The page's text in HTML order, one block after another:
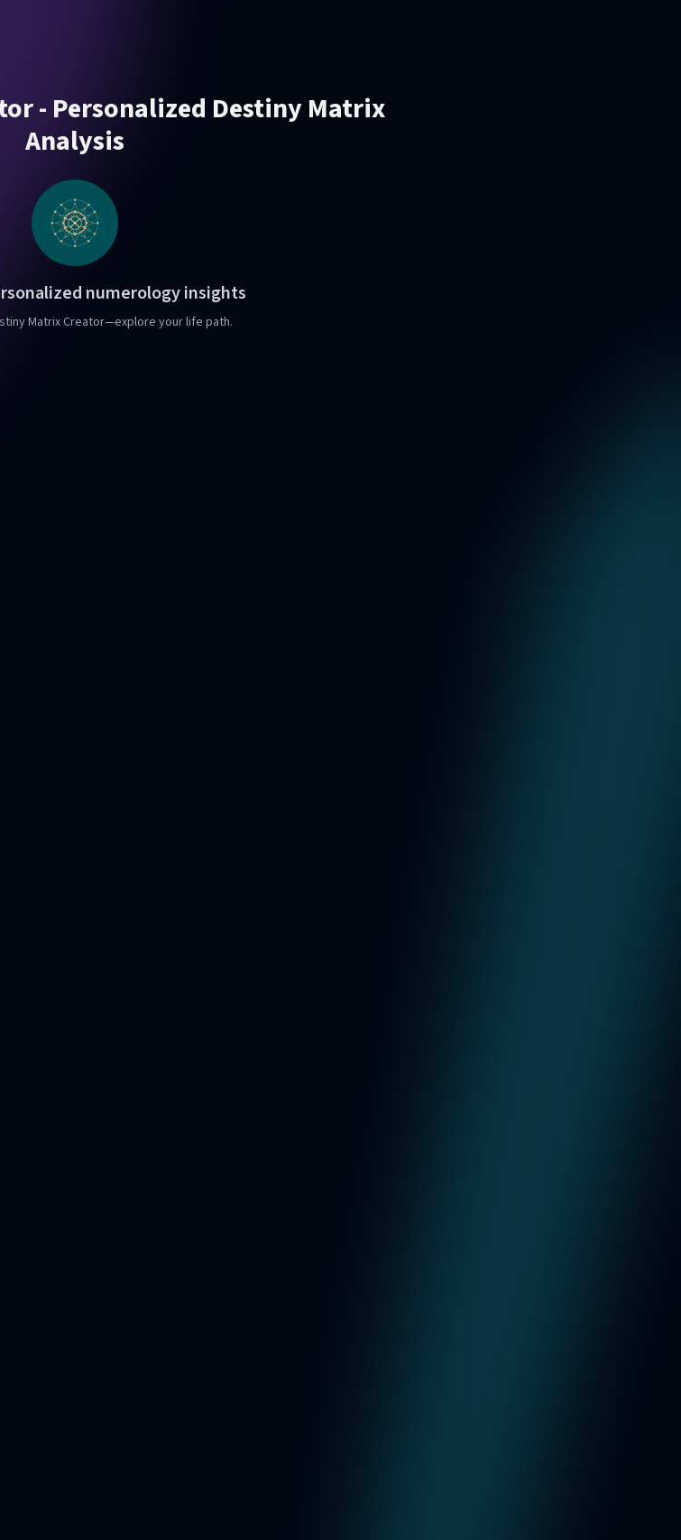
- Personalized Destiny Matrix
Analysis
numerology insights
Matrix Creator—explore your life path.